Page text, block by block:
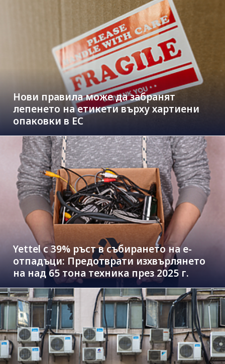
Нови правила може да забранят
лепенето на етикети върху хартиени
опаковки в ЕС
Yettel с 39% ръст в събирането на е-
отпадъци: Предотврати изхвърлянето
на над 65 тона техника през 2025 г.